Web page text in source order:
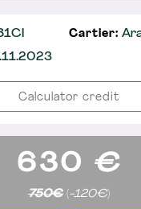
Cartier:
Calculator credit
630 €
750€ (-120€)